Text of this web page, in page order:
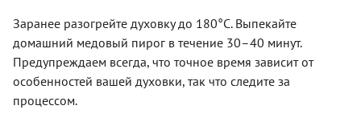
Заранее разогрейте духовку до 180°С. Выпекайте
домашний медовый пирог в течение 30–40 минут.
Предупреждаем всегда, что точное время зависит от
особенностей вашей духовки, так что следите за
процессом.